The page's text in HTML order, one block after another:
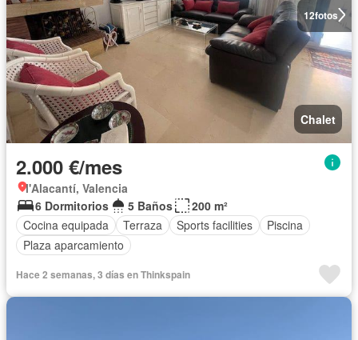
12fotos
Chalet
2.000 €/mes
l'Alacantí, Valencia
6 Dormitorios
5 Baños
200 m²
Cocina equipada
Terraza Sports facilities
Piscina
Plaza aparcamiento
Hace 2 semanas, 3 días en Thinkspain